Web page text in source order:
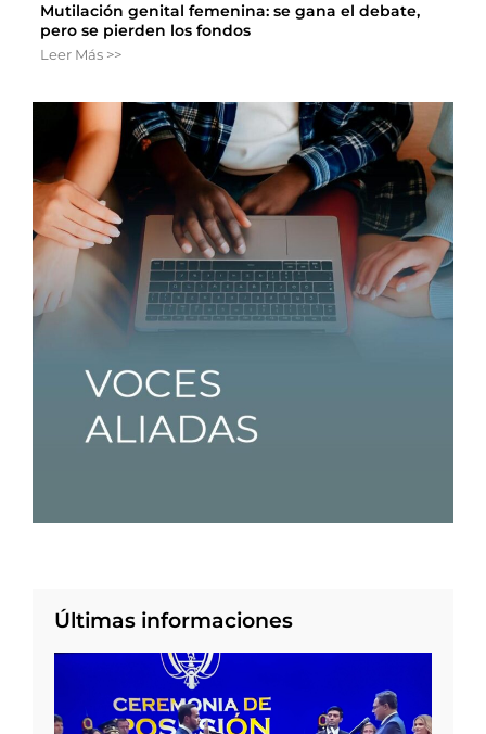
Mutilación genital femenina: se gana el debate,
pero se pierden los fondos
Leer Más >>
Últimas informaciones